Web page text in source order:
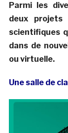
Parmi les
deux
scientifiques
dans de
ou virtuelle.
Une salle de